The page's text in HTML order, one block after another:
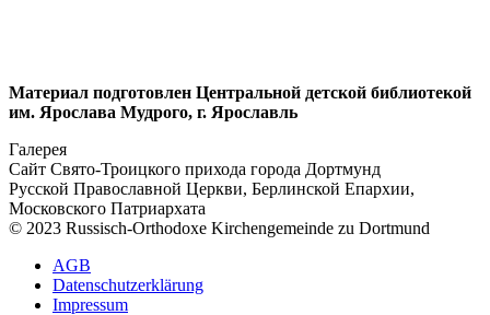
Материал подготовлен Центральной детской библиотекой
им. Ярослава Мудрого, г. Ярославль
Галерея
Сайт Свято-Троицкого прихода города Дортмунд
Русской Православной Церкви, Берлинской Епархии,
Московского Патриархата
© 2023 Russisch-Orthodoxe Kirchengemeinde zu Dortmund
АGB
Datenschutzerklärung
Impressum